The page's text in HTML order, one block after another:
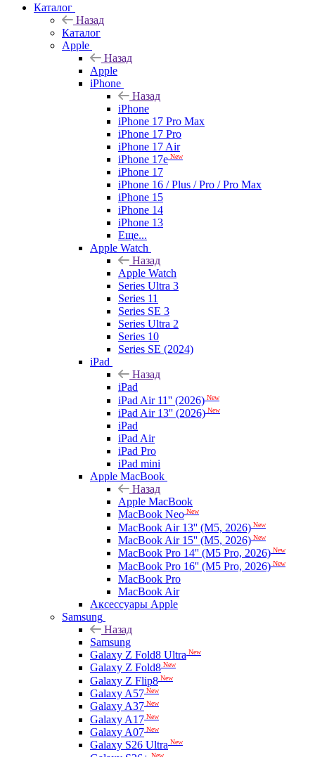
Каталог
Назад
Каталог
Apple
Назад
Apple
iPhone
Назад
iPhone
iPhone 17 Pro Max
iPhone 17 Pro
iPhone 17 Air
iPhone 17e New
iPhone 17
iPhone 16 / Plus / Pro / Pro Max
iPhone 15
iPhone 14
iPhone 13
Еще...
Apple Watch
Назад
Apple Watch
Series Ultra 3
Series 11
Series SE 3
Series Ultra 2
Series 10
Series SE (2024)
iPad
Назад
iPad
iPad Air 11'' (2026) New
iPad Air 13'' (2026) New
iPad
iPad Air
iPad Pro
iPad mini
Apple MacBook
Назад
Apple MacBook
MacBook Neo New
MacBook Air 13'' (M5, 2026) New
MacBook Air 15'' (M5, 2026) New
MacBook Pro 14'' (M5 Pro, 2026) New
MacBook Pro 16'' (M5 Pro, 2026) New
MacBook Pro
MacBook Air
Аксессуары Apple
Samsung
Назад
Samsung
Galaxy Z Fold8 Ultra New
Galaxy Z Fold8 New
Galaxy Z Flip8 New
Galaxy A57 New
Galaxy A37 New
Galaxy A17 New
Galaxy A07 New
Galaxy S26 Ultra New
New